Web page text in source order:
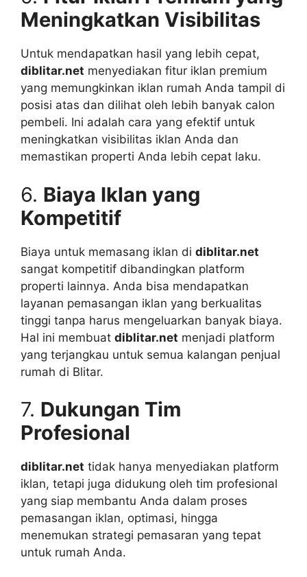
Meningkatkan Visibilitas
Untuk mendapatkan hasil yang lebih cepat,
diblitar.net menyediakan fitur iklan premium
yang memungkinkan iklan rumah Anda tampil di
posisi atas dan dilihat oleh lebih banyak calon
pembeli. Ini adalah cara yang efektif untuk
meningkatkan visibilitas iklan Anda dan
memastikan properti Anda lebih cepat laku.
6. Biaya Iklan yang
Kompetitif
Biaya untuk memasang iklan di diblitar.net
sangat kompetitif dibandingkan platform
properti lainnya. Anda bisa mendapatkan
layanan pemasangan iklan yang berkualitas
tinggi tanpa harus mengeluarkan banyak biaya.
Hal ini membuat diblitar.net menjadi platform
yang terjangkau untuk semua kalangan penjual
rumah di Blitar.
7. Dukungan Tim
Profesional
diblitar.net tidak hanya menyediakan platform
iklan, tetapi juga didukung oleh tim profesional
yang siap membantu Anda dalam proses
pemasangan iklan, optimasi, hingga
menemukan strategi pemasaran yang tepat
untuk rumah Anda.